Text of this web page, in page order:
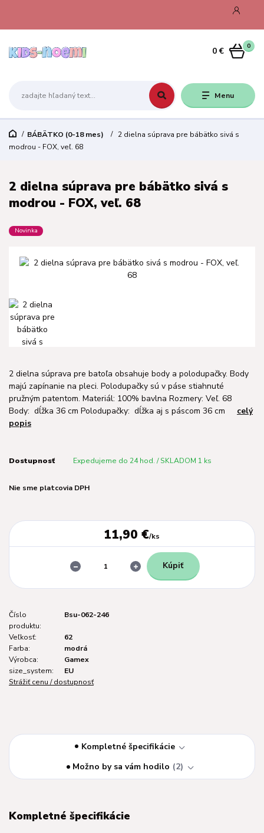
Menu
0
0 €
BÁBÄTKO (0-18 mes)
2 dielna súprava pre bábätko sivá s
modrou - FOX, veľ. 68
2 dielna súprava pre bábätko sivá s
modrou - FOX, veľ. 68
Novinka
2 dielna súprava pre batoľa obsahuje body a polodupačky. Body
majú zapínanie na pleci. Polodupačky sú v páse stiahnuté
pružným patentom. Materiál: 100% bavlna Rozmery: Veľ. 68
Body: dĺžka 36 cm Polodupačky: dĺžka aj s páscom 36 cm celý
popis
Dostupnosť Expedujeme do 24 hod. / SKLADOM 1 ks
Nie sme platcovia DPH
11,90 €/ks
Kúpiť
Číslo
produktu:
Bsu-062-246
Veľkosť:
62
Farba:
modrá
Výrobca:
Gamex
size_system:
EU
Strážiť cenu / dostupnosť
Kompletné špecifikácie
Možno by sa vám hodilo
2
Kompletné špecifikácie